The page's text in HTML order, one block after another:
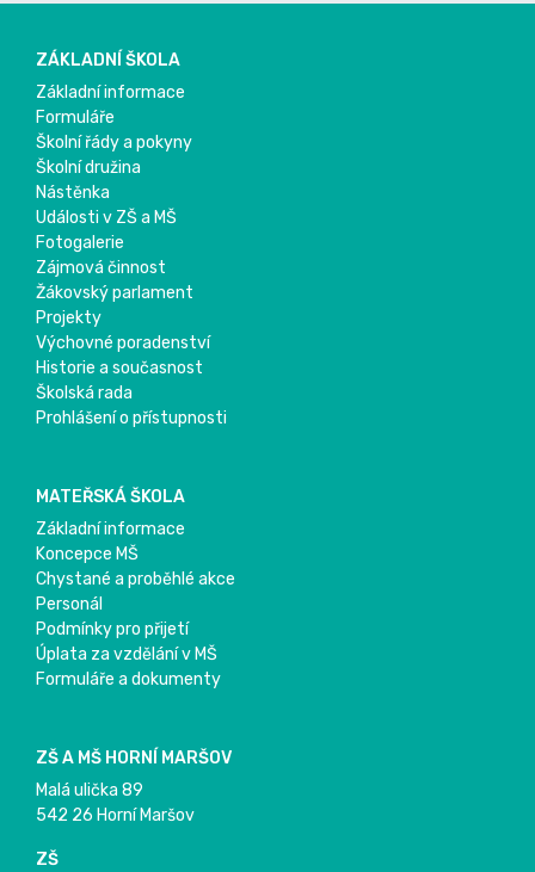
ZÁKLADNÍ ŠKOLA
Základní informace
Formuláře
Školní řády a pokyny
Školní družina
Nástěnka
Události v ZŠ a MŠ
Fotogalerie
Zájmová činnost
Žákovský parlament
Projekty
Výchovné poradenství
Historie a současnost
Školská rada
Prohlášení o přístupnosti
MATEŘSKÁ ŠKOLA
Základní informace
Koncepce MŠ
Chystané a proběhlé akce
Personál
Podmínky pro přijetí
Úplata za vzdělání v MŠ
Formuláře a dokumenty
ZŠ A MŠ HORNÍ MARŠOV
Malá ulička 89
542 26 Horní Maršov
ZŠ